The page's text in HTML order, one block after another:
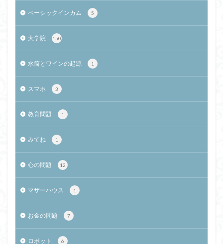
ベーシックインカム 5
大学院 150
水筒とワインの起源 1
スマホ 3
教育問題 1
みてね 1
心の問題 12
マザーハウス 1
お金の問題 7
ロボット 6